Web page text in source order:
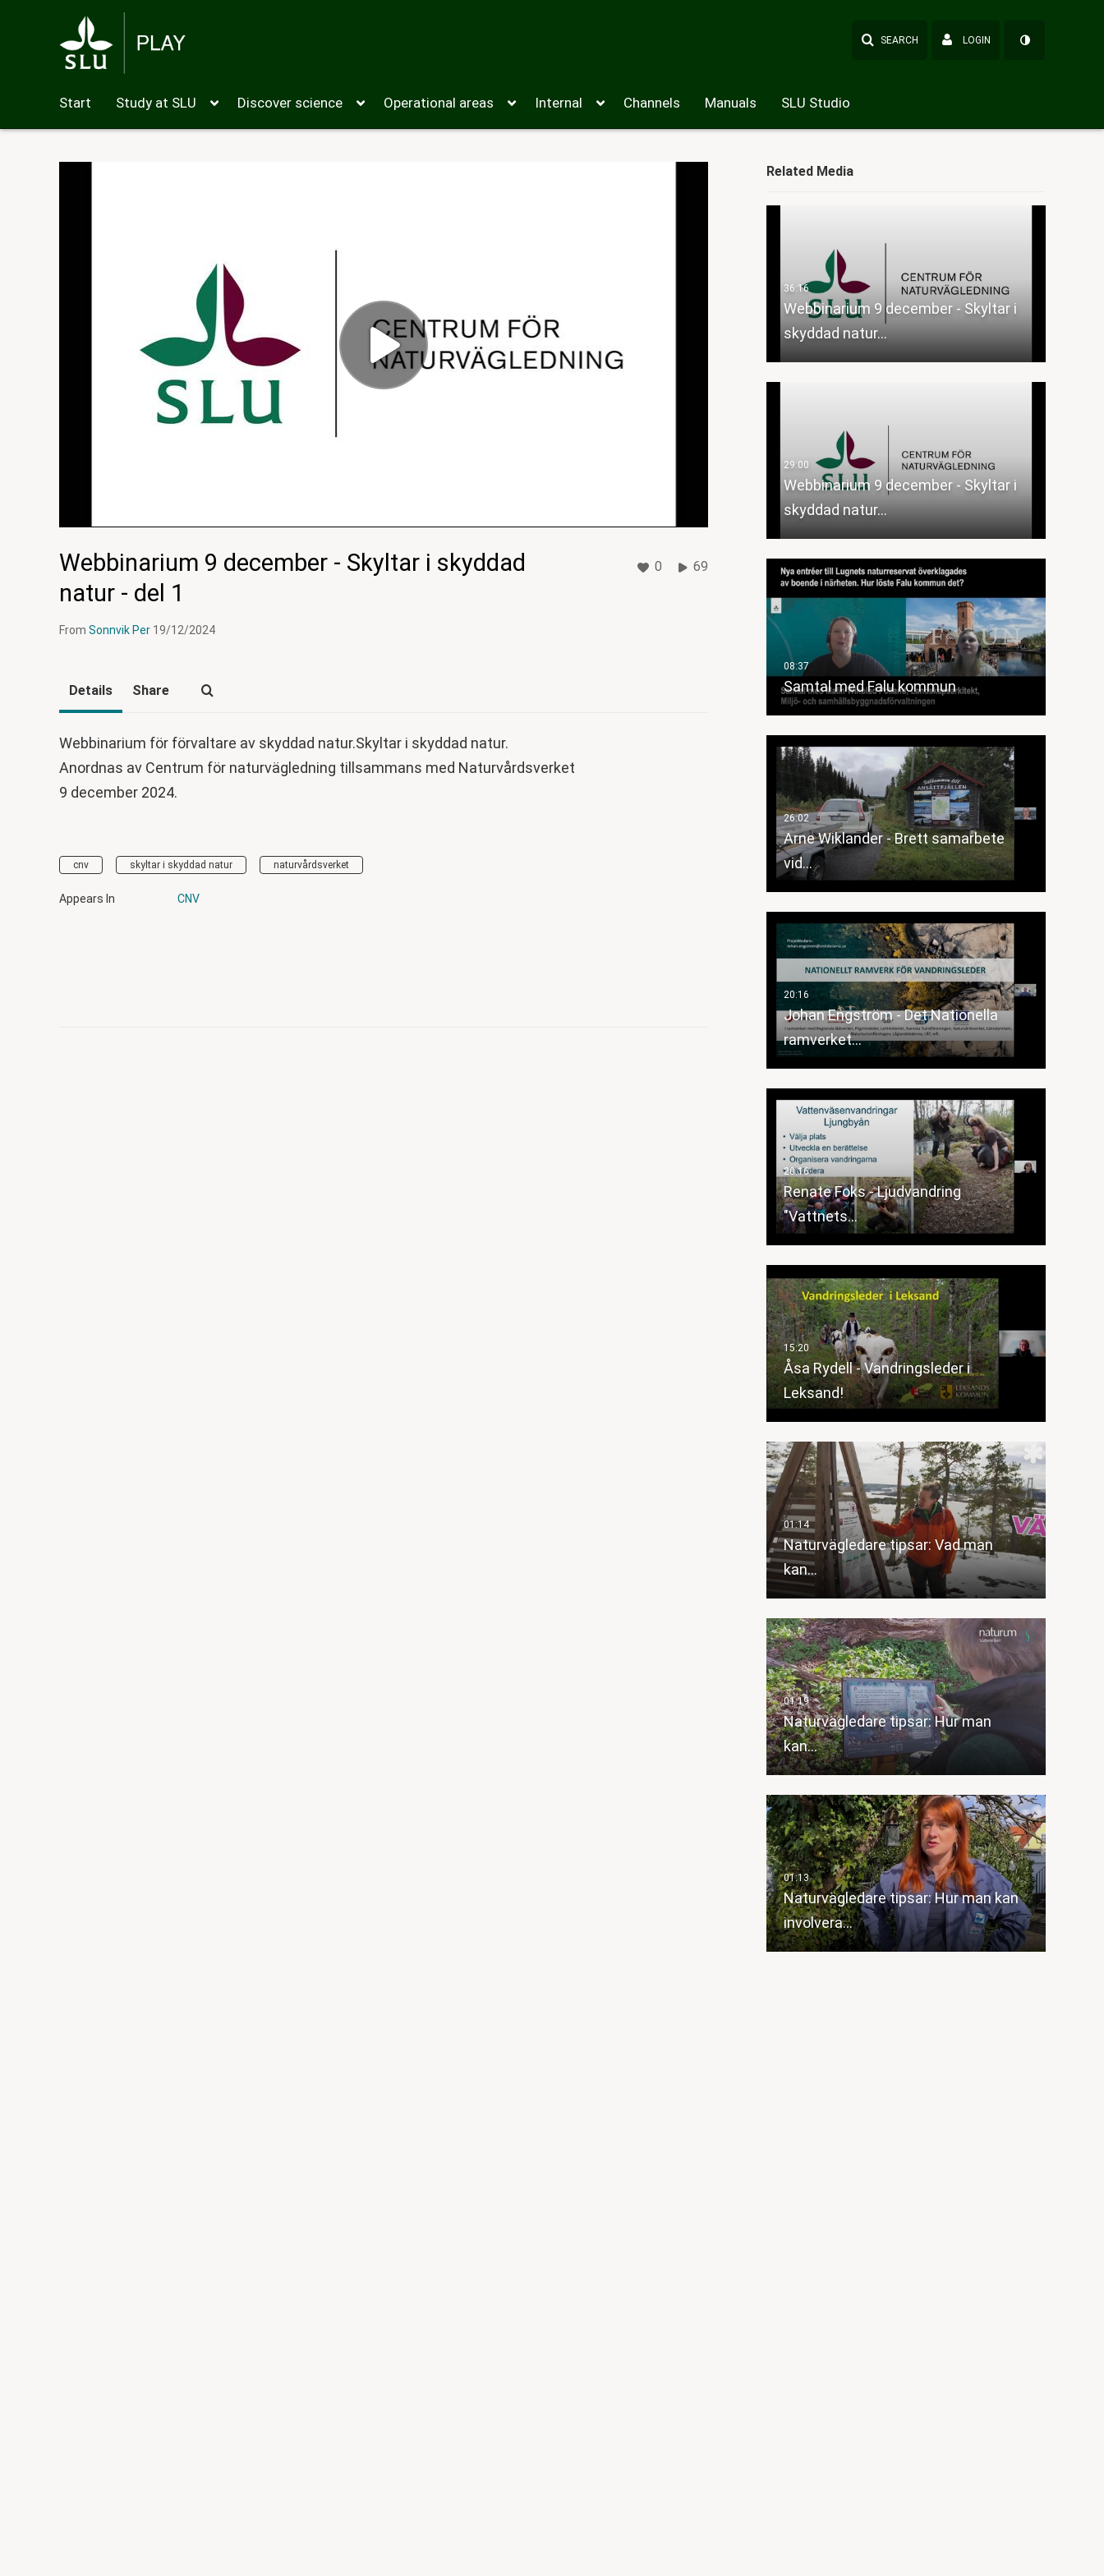
SEARCH LOGIN
Start Study at SLU Discover science Operational areas Internal Channels Manuals SLU Studio
Webbinarium 9 december - Skyltar i skyddad
natur - del 1
From Sonnvik Per 19/12/2024
0 69
Related Media
Webbinarium 9 december - Skyltar i
skyddad natur…
Webbinarium 9 december - Skyltar i
skyddad natur…
Samtal med Falu kommun
Arne Wiklander - Brett samarbete
vid…
Johan Engström - Det Nationella
ramverket…
Renate Foks - Ljudvandring
"Vattnets…
Åsa Rydell - Vandringsleder i
Leksand!
Naturvägledare tipsar: Vad man
kan…
Naturvägledare tipsar: Hur man
kan…
Naturvägledare tipsar: Hur man kan
involvera…
Details Share
Webbinarium för förvaltare av skyddad natur.Skyltar i skyddad natur.
Anordnas av Centrum för naturvägledning tillsammans med Naturvårdsverket
9 december 2024.
cnv skyltar i skyddad natur naturvårdsverket
Appears In CNV